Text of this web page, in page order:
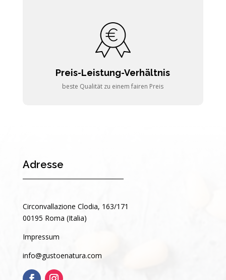
Preis-Leistung-Verhältnis
beste Qualität zu einem fairen Preis
Adresse
Circonvallazione Clodia, 163/171
00195 Roma (Italia)
Impressum
info@gustoenatura.com